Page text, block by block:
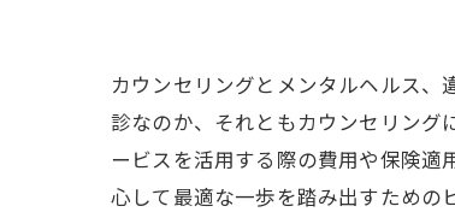
カウンセリングとメンタルヘルス
診なのか、それともカウンセリング
ービスを活用する際の費用や保険
心して最適な一歩を踏み出すための